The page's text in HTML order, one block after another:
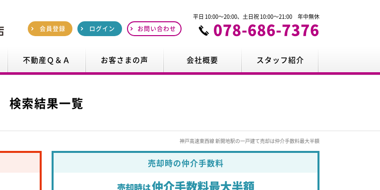
会員登録 ログイン お問い合わせ
平日 10:00～20:00、土日祝 10:00～21:00 年中無休
078-686-7376
不動産Ｑ＆Ａ お客さまの声 会社概要 スタッフ紹介
検索結果一覧
神戸高速東西線 新開地駅の一戸建て売却は仲介手数料最大半額
売却時の仲介手数料
仲介手数料最大半額